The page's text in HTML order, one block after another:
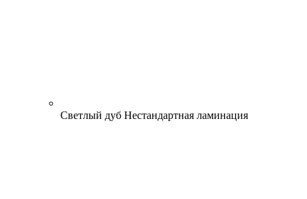
Светлый дуб Нестандартная ламинация